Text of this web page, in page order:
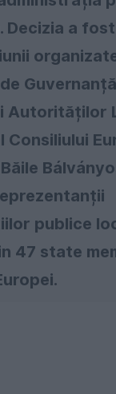
Decizia a
Autorităților
Consiliului
publice
47 state